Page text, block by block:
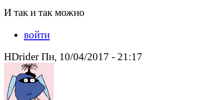
И так и так можно
войти
HDrider Пн, 10/04/2017 - 21:17